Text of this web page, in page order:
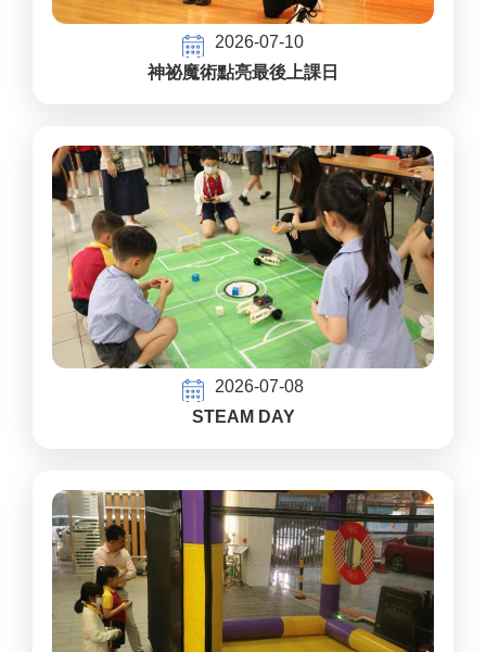
2026-07-10
神祕魔術點亮最後上課日
2026-07-08
STEAM DAY